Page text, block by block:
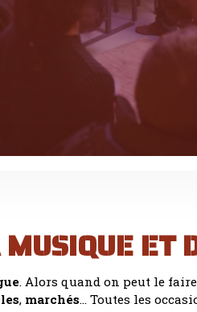
ET
. Alors quand on peut le faire
, marchés… Toutes les